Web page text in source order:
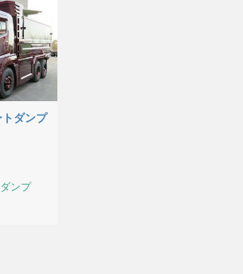
ダンプ
ダンプ